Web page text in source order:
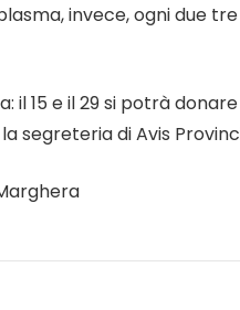
invece, ogni due
15 e il 29 si potrà
segreteria di Avis